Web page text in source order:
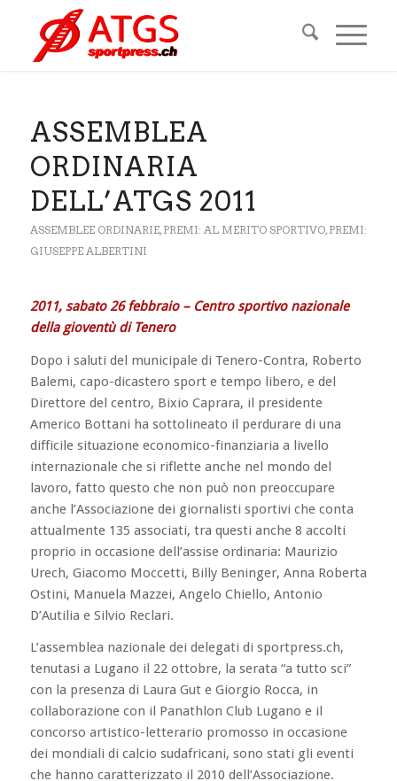
ASSEMBLEA
ORDINARIA
DELL’ATGS 2011
ASSEMBLEE ORDINARIE, PREMI: AL MERITO SPORTIVO, PREMI:
GIUSEPPE ALBERTINI
2011, sabato 26 febbraio – Centro sportivo nazionale
della gioventù di Tenero
Dopo i saluti del municipale di Tenero-Contra, Roberto
Balemi, capo-dicastero sport e tempo libero, e del
Direttore del centro, Bixio Caprara, il presidente
Americo Bottani ha sottolineato il perdurare di una
difficile situazione economico-finanziaria a livello
internazionale che si riflette anche nel mondo del
lavoro, fatto questo che non può non preoccupare
anche l’Associazione dei giornalisti sportivi che conta
attualmente 135 associati, tra questi anche 8 accolti
proprio in occasione dell’assise ordinaria: Maurizio
Urech, Giacomo Moccetti, Billy Beninger, Anna Roberta
Ostini, Manuela Mazzei, Angelo Chiello, Antonio
D’Autilia e Silvio Reclari.
L’assemblea nazionale dei delegati di sportpress.ch,
tenutasi a Lugano il 22 ottobre, la serata “a tutto sci”
con la presenza di Laura Gut e Giorgio Rocca, in
collaborazione con il Panathlon Club Lugano e il
concorso artistico-letterario promosso in occasione
dei mondiali di calcio sudafricani, sono stati gli eventi
che hanno caratterizzato il 2010 dell’Associazione.